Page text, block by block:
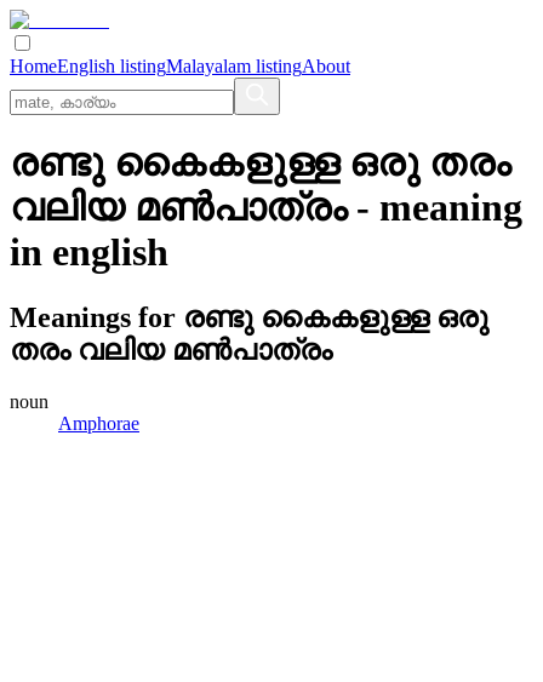
HomeEnglish listingMalayalam listingAbout
രണ്ടു കൈകളുള്ള ഒരു തരം
വലിയ മണ്‍പാത്രം- meaning
in english
Meanings for രണ്ടു കൈകളുള്ള ഒരു
തരം വലിയ മണ്‍പാത്രം
noun
Amphorae